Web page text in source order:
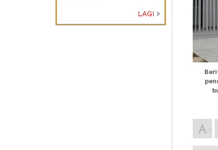
Penganalisis
LAGI
A